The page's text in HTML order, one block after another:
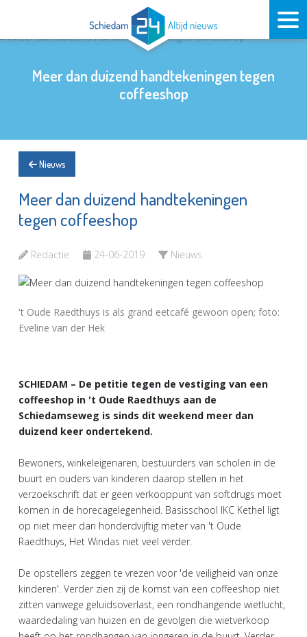
Meer dan duizend handtekeningen tegen
coffeeshop
Nieuws
Meer dan duizend handtekeningen
tegen coffeeshop
Redactie 24-06-2019 Nieuws
't Oude Raedthuys is als grand eetcafé gewoon open; foto:
Eveline van der Hek
SCHIEDAM – De petitie tegen de vestiging van een
coffeeshop in 't Oude Raedthuys aan de
Schiedamseweg is sinds dit weekend meer dan
duizend keer ondertekend.
Bewoners, winkeleigenaren, bestuurders van scholen in de
buurt en ouders van kinderen daarop stellen in het
verzoekschrift dat er geen verkooppunt van softdrugs moet
komen in de horecagelegenheid. Basisschool IKC Kethel ligt
op niet meer dan honderdvijftig meter van 't Oude
Raedthuys, Het Windas niet veel verder.
De opstellers zeggen te vrezen voor 'de veiligheid van onze
kinderen'. Verder zien zij de komst van een coffeeshop niet
zitten vanwege geluidsoverlast, een rondhangende wietlucht,
waardedaling van huizen en de gevolgen die wietverkoop